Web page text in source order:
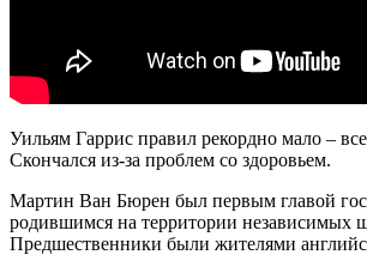
Уильям Гаррис правил рекордно мало –
Скончался из-за проблем со здоровьем.
Мартин Ван Бюрен был первым главой
родившимся на территории независимых
Предшественники были жителями